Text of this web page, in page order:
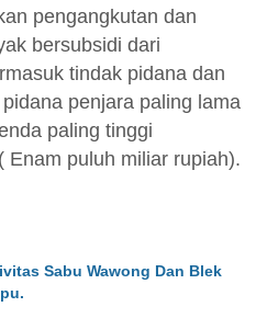
pengangkutan dan
bersubsidi dari
tindak pidana dan
penjara paling lama
paling tinggi
Enam puluh miliar rupiah).
Sabu Wawong Dan Blek